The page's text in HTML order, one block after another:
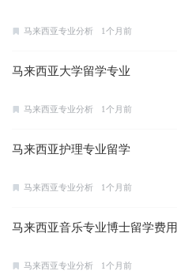
马来西亚专业分析 1个月前
马来西亚大学留学专业
马来西亚专业分析 1个月前
马来西亚护理专业留学
马来西亚专业分析 1个月前
马来西亚音乐专业博士留学费用
马来西亚专业分析 1个月前